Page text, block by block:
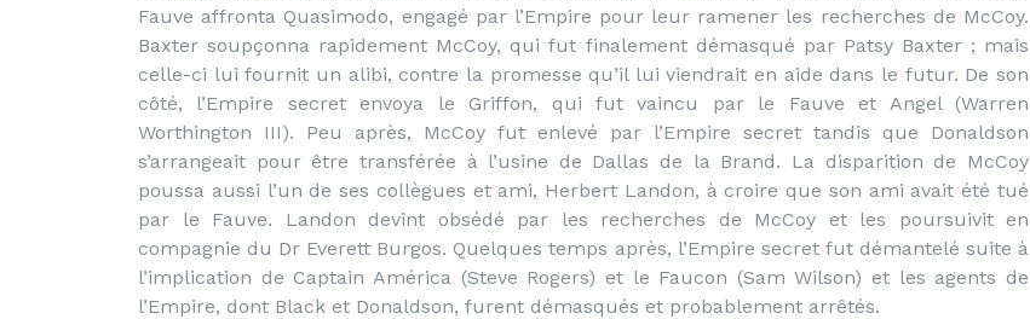
Fauve affronta Quasimodo, engagé par l’Empire pour leur ramener les recherches de McCoy.
Baxter soupçonna rapidement McCoy, qui fut finalement démasqué par Patsy Baxter ; mais
celle-ci lui fournit un alibi, contre la promesse qu’il lui viendrait en aide dans le futur. De son
côté, l’Empire secret envoya le Griffon, qui fut vaincu par le Fauve et Angel (Warren
Worthington III). Peu après, McCoy fut enlevé par l’Empire secret tandis que Donaldson
s’arrangeait pour être transférée à l’usine de Dallas de la Brand. La disparition de McCoy
poussa aussi l’un de ses collègues et ami, Herbert Landon, à croire que son ami avait été tué
par le Fauve. Landon devint obsédé par les recherches de McCoy et les poursuivit en
compagnie du Dr Everett Burgos. Quelques temps après, l’Empire secret fut démantelé suite à
l’implication de Captain América (Steve Rogers) et le Faucon (Sam Wilson) et les agents de
l’Empire, dont Black et Donaldson, furent démasqués et probablement arrêtés.